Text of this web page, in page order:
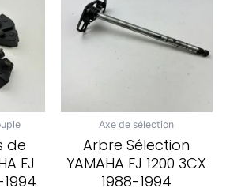
de
FJ
1994
Axe de sélection
Arbre Sélection
YAMAHA FJ 1200 3CX
1988-1994